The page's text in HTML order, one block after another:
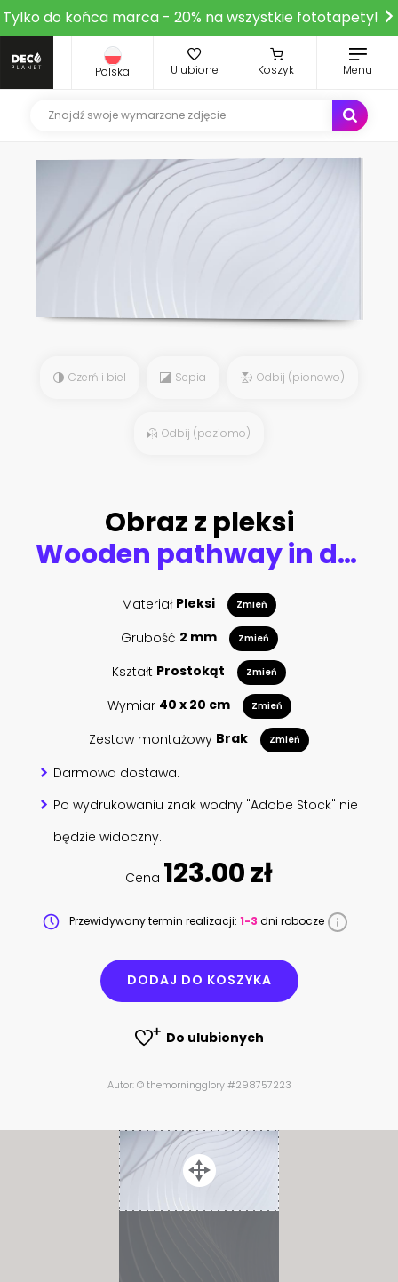
Tylko do końca marca - 20% na wszystkie fototapety!
Polska Ulubione Koszyk Menu
Czerń i biel Sepia Odbij (pionowo)
Odbij (poziomo)
Obraz z pleksi
Wooden pathway in deep green mangrove forest
Materiał Pleksi Zmień
Grubość 2 mm Zmień
Kształt Prostokąt Zmień
Wymiar 40 x 20 cm Zmień
Zestaw montażowy Brak Zmień
Darmowa dostawa.
Po wydrukowaniu znak wodny "Adobe Stock" nie
będzie widoczny.
Cena 123.00 zł
Przewidywany termin realizacji: 1-3 dni robocze
DODAJ DO KOSZYKA
Do ulubionych
Autor: © themorningglory #298757223